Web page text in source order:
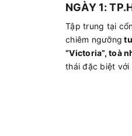
NGÀY 1:
Tập trung tại
chiêm ngưỡng
“Victoria”, toà
thái đặc biệt với